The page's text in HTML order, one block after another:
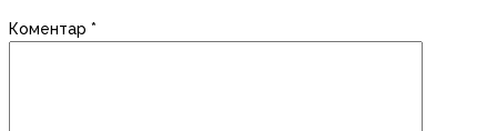
Коментар *